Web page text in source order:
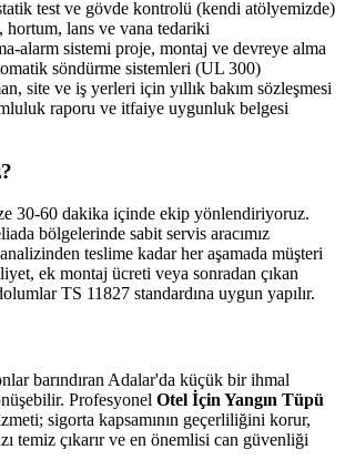
test ve gövde kontrolü (kendi atölyemizde)
hortum, lans ve vana tedariki
alarm sistemi proje, montaj ve devreye alma
söndürme sistemleri (UL 300)
site ve iş yerleri için yıllık bakım sözleşmesi
raporu ve itfaiye uygunluk belgesi
30-60 dakika içinde ekip yönlendiriyoruz.
bölgelerinde sabit servis aracımız
teslime kadar her aşamada müşteri
ek montaj ücreti veya sonradan çıkan
TS 11827 standardına uygun yapılır.
barındıran Adalar'da küçük bir ihmal
Profesyonel Otel İçin Yangın Tüpü
sigorta kapsamının geçerliliğini korur,
temiz çıkarır ve en önemlisi can güvenliği